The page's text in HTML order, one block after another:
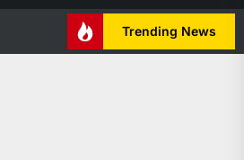
Trending News